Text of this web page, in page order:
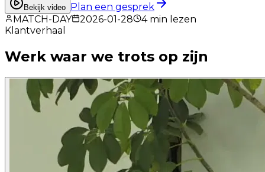
Bekijk video Plan een gesprek
MATCH-DAY
2026-01-28 4min lezen
Klantverhaal
Werk waar we trots op zijn